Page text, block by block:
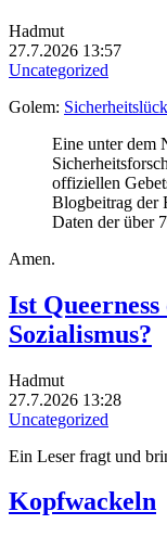
Hadmut
27.7.2026 13:57
Uncategorized
Golem:
Eine unter dem
offiziellen
Blogbeitrag der
Daten der über
Amen.
Ist
Sozialismus?
Hadmut
27.7.2026 13:28
Uncategorized
Ein Leser fragt und
Kopfwackeln